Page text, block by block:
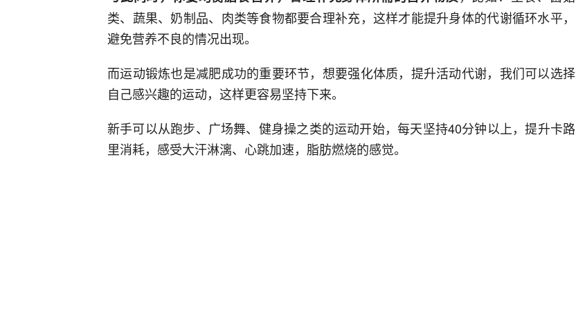
类、蔬果、奶制品、肉类等食物都要合理补充，这样才能提升身体的代谢循环水平，
避免营养不良的情况出现。
而运动锻炼也是减肥成功的重要环节，想要强化体质，提升活动代谢，我们可以选择
自己感兴趣的运动，这样更容易坚持下来。
新手可以从跑步、广场舞、健身操之类的运动开始，每天坚持40分钟以上，提升卡路
里消耗，感受大汗淋漓、心跳加速，脂肪燃烧的感觉。